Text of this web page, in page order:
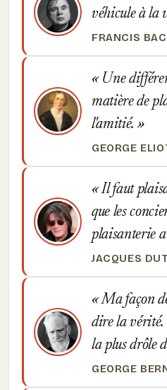
véhicule à la
FRANCIS
Une
matière de
l'amitié.
GEORGE
Il faut
que les
plaisanterie
JACQUES
Ma façon
dire la vérité.
la plus drôle
GEORGE